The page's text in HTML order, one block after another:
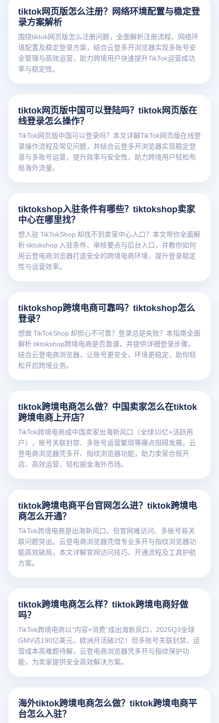
tiktok网页版怎么注册？网络环境配置与稳定登
录方案解析
围绕tiktok网页版怎么注册问题，全面解析注册流程、网络环
境配置及稳定登录方案，结合云登多开浏览器实现多账号安
全管理与高效运营，助力跨境用户快速提升TikTok运营成功
率与稳定性。
tiktok网页版中国可以登陆吗？tiktok网页版在
线登录怎么操作？
TikTok网页版中国可以登录吗？本文详解TikTok网页版在线登
录操作流程及常见问题，并结合云登多开浏览器实现稳定登
录与多账号运营，提升效率与安全性，助力跨境用户轻松布
局海外流量。
tiktokshop入驻条件有哪些？tiktokshop卖家
中心在哪里找？
想入驻 TikTokShop 却找不到卖家中心入口？本文带你全面解
析 tiktokshop 入驻条件、审核要点与后台入口，并教你如何
用云登电商浏览器打造安全的跨境电商环境，提升登录稳定
性与运营效率。
tiktokshop跨境电商可靠吗？tiktokshop怎么
登录？
想做 TikTokShop 却担心不可靠？登录总是失败？本指南全面
解析 tiktokshop跨境电商是否靠谱，并提供详细登录步骤。
结合云登电商浏览器，让账号更安全、环境更稳定，助你轻
松开启跨境业务。
tiktok跨境电商怎么做？中国卖家怎么在tiktok
跨境电商上开店？
TikTok跨境电商成中国卖家出海新风口（全球10亿+活跃用
户），账号关联封禁、多账号运营繁琐等痛点阻碍发展。云
登电商浏览器凭多开、指纹浏览器功能，助力卖家合规开
店、高效运营，轻松掘金海外市场。
tiktok跨境电商平台官网怎么进？tiktok跨境电
商怎么开通？
TikTok跨境电商是出海新风口，但官网难访问、多账号易关
联问题突出。云登电商浏览器凭借专业多开与指纹浏览器功
能高效破局，本文详解官网访问技巧、开通流程及工具护航
方案。
tiktok跨境电商怎么样？tiktok跨境电商好做
吗？
TikTok跨境电商以“内容+消费”成出海新风口，2025Q3全球
GMV达190亿美元，欧洲月活破2亿！但多账号关联封禁、运
营成本高难题待解，云登电商浏览器凭多开与指纹保护功
能，为卖家提供安全高效解决方案。
海外tiktok跨境电商怎么做？tiktok跨境电商平
台怎么入驻？